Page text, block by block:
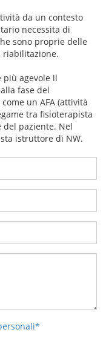
da un contesto
necessita di
sono proprie delle
riabilitazione.
più agevole il
fase del
un AFA (attività
tra fisioterapista
paziente. Nel
istruttore di NW.